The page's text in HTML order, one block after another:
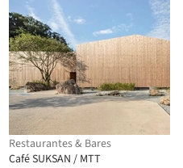
Restaurantes & Bares
Café SUKSAN / MTT